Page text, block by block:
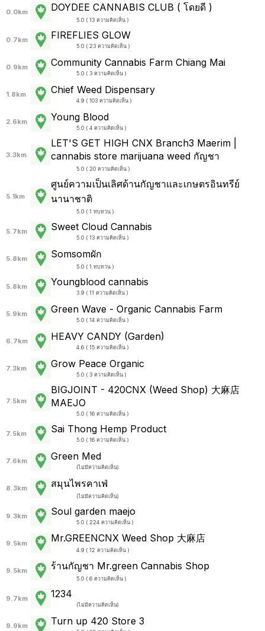
0.0km DOYDEE CANNABIS CLUB ( โดยดี )
5.0 ( 13 ความคิดเห็น )
0.7km FIREFLIES GLOW
5.0 ( 23 ความคิดเห็น )
0.9km Community Cannabis Farm Chiang Mai
5.0 ( 3 ความคิดเห็น )
1.8km Chief Weed Dispensary
4.9 ( 103 ความคิดเห็น )
2.6km Young Blood
5.0 ( 4 ความคิดเห็น )
3.3km
LET'S GET HIGH CNX Branch3 Maerim |
cannabis store marijuana weed กัญชา
5.0 ( 20 ความคิดเห็น )
5.1km
ศูนย์ความเป็นเลิศด้านกัญชาและเกษตรอินทรีย์
นานาชาติ
5.0 ( 1 ทบทวน )
5.7km Sweet Cloud Cannabis
5.0 ( 13 ความคิดเห็น )
5.8km Somsomผัก
5.0 ( 1 ทบทวน )
5.8km Youngblood cannabis
3.9 ( 11 ความคิดเห็น )
5.9km Green Wave - Organic Cannabis Farm
5.0 ( 14 ความคิดเห็น )
6.7km HEAVY CANDY (Garden)
4.6 ( 15 ความคิดเห็น )
7.3km Grow Peace Organic
5.0 ( 3 ความคิดเห็น )
7.5km
BIGJOINT - 420CNX (Weed Shop) 大麻店
MAEJO
5.0 ( 16 ความคิดเห็น )
7.5km Sai Thong Hemp Product
5.0 ( 16 ความคิดเห็น )
7.6km Green Med
(ไม่มีความคิดเห็น)
8.3km สมุนไพรคาเฟ่
(ไม่มีความคิดเห็น)
9.3km Soul garden maejo
5.0 ( 224 ความคิดเห็น )
9.5km Mr.GREENCNX Weed Shop 大麻店
4.9 ( 12 ความคิดเห็น )
9.5km ร้านกัญชา Mr.green Cannabis Shop
5.0 ( 6 ความคิดเห็น )
9.7km 1234
(ไม่มีความคิดเห็น)
9.9km Turn up 420 Store 3